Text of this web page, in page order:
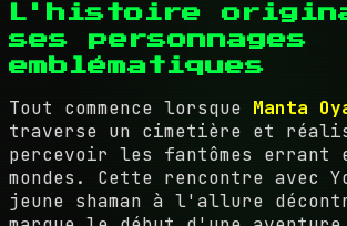
L'histoire
ses personnages
emblématiques
Tout commence lorsque Manta
traverse un cimetière et
percevoir les fantômes errant
mondes. Cette rencontre avec
jeune shaman à l'allure